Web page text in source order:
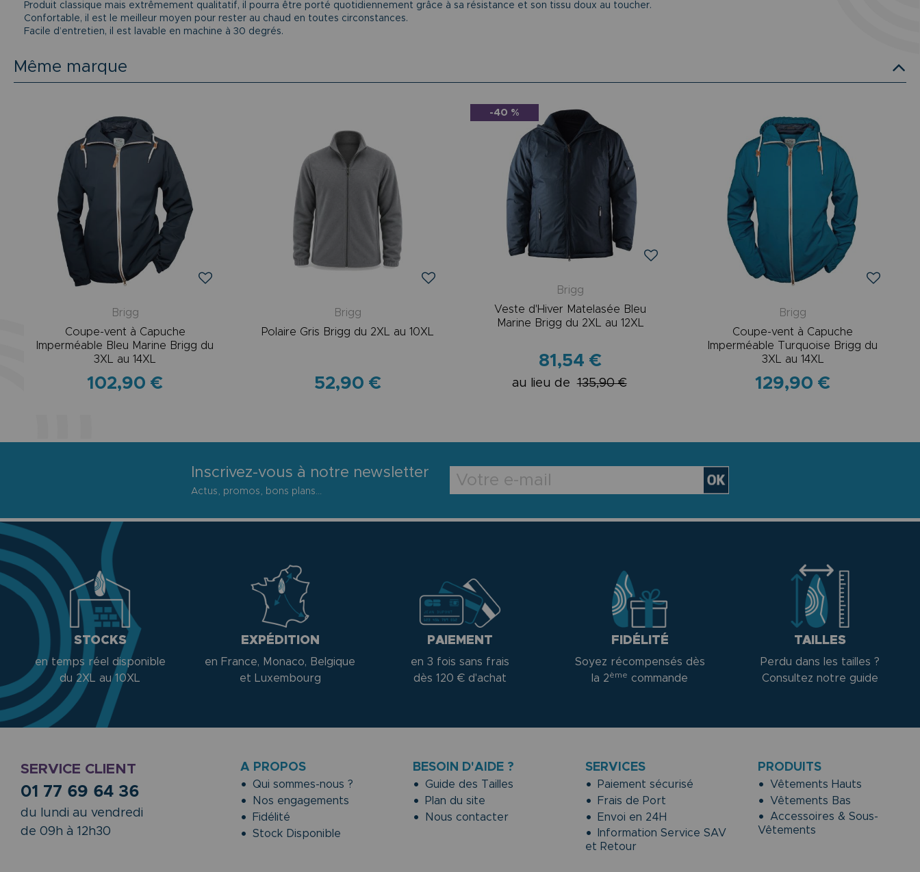
Produit classique mais extrêmement qualitatif, il pourra être porté quotidiennement grâce à sa résistance et son tissu doux au toucher.
Confortable, il est le meilleur moyen pour rester au chaud en toutes circonstances.
Facile d’entretien, il est lavable en machine à 30 degrés.
Même marque
Brigg
Coupe-vent à Capuche
Imperméable Bleu Marine Brigg du
3XL au 14XL
102,90 €
Brigg
Polaire Gris Brigg du 2XL au 10XL
52,90 €
-40 %
Brigg
Veste d'Hiver Matelasée Bleu
Marine Brigg du 2XL au 12XL
81,54 €
au lieu de 135,90 €
Brigg
Coupe-vent à Capuche
Imperméable Turquoise Brigg du
3XL au 14XL
129,90 €
Inscrivez-vous à notre newsletter
Actus, promos, bons plans...
STOCKS
en temps réel disponible
du 2XL au 10XL
EXPÉDITION
en France, Monaco, Belgique
et Luxembourg
PAIEMENT
en 3 fois sans frais
dès 120 € d'achat
FIDÉLITÉ
Soyez récompensés dès
la 2ème commande
TAILLES
Perdu dans les tailles ?
Consultez notre guide
SERVICE CLIENT
01 77 69 64 36
du lundi au vendredi
de 09h à 12h30
A PROPOS
Qui sommes-nous ?
Nos engagements
Fidélité
Stock Disponible
BESOIN D'AIDE ?
Guide des Tailles
Plan du site
Nous contacter
SERVICES
Paiement sécurisé
Frais de Port
Envoi en 24H
Information Service SAV
et Retour
PRODUITS
Vêtements Hauts
Vêtements Bas
Accessoires & Sous-
Vêtements